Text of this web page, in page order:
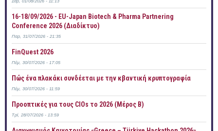
Σάβ, 01/08/2026 - 11:13
16-18/09/2026 - EU-Japan Biotech & Pharma Partnering
Conference 2026 (Διαδίκτυο)
Παρ, 31/07/2026 - 21:35
FinQuest 2026
Πέμ, 30/07/2026 - 17:05
Πώς ένα πλακάκι συνδέεται με την κβαντική κρυπτογραφία
Πέμ, 30/07/2026 - 11:59
Προοπτικές για τους CIOs το 2026 (Μέρος Β)
Τρί, 28/07/2026 - 13:59